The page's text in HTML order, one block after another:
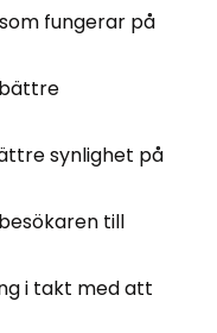
fungerar på
synlighet på
till
i takt med att